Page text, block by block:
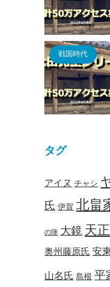
戦国時代
タグ
アイヌ チャシ
氏 伊賀 北畠
の陣 大鏡 天
奥州藤原氏 安
山名氏 島根 平